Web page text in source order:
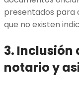
presentados para
que no existen
3. Inclusión
notario y